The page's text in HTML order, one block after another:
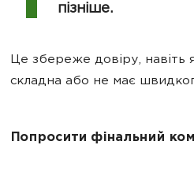
пізніше.
Це збереже довіру, навіть
складна або не має
Попросити фінальний